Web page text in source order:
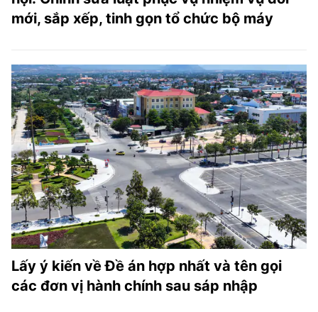
mới, sắp xếp, tinh gọn tổ chức bộ máy
Lấy ý kiến về Đề án hợp nhất và tên gọi
các đơn vị hành chính sau sáp nhập